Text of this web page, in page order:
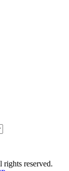
rights reserved.